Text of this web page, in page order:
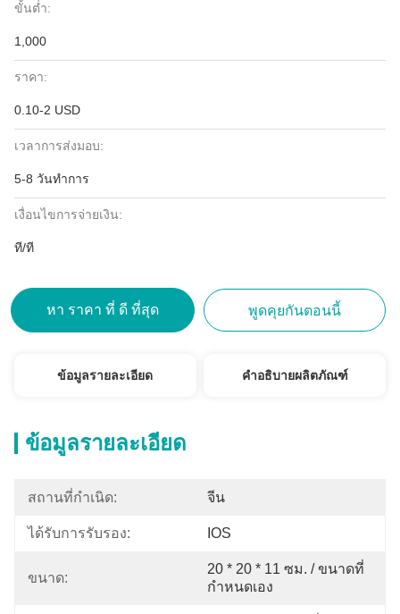
ขั้นต่ำ:
1,000
ราคา:
0.10-2 USD
เวลาการส่งมอบ:
5-8 วันทำการ
เงื่อนไขการจ่ายเงิน:
ที/ที
หา ราคา ที่ ดี ที่สุด พูดคุยกันตอนนี้
ข้อมูลรายละเอียด คำอธิบายผลิตภัณฑ์
ข้อมูลรายละเอียด
สถานที่กำเนิด: จีน
ได้รับการรับรอง: IOS
ขนาด:
20 * 20 * 11 ซม. / ขนาดที่
กำหนดเอง